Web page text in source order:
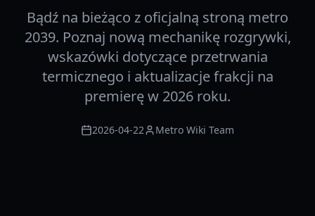
Bądź na bieżąco z oficjalną stroną metro
2039. Poznaj nową mechanikę rozgrywki,
wskazówki dotyczące przetrwania
termicznego i aktualizacje frakcji na
premierę w 2026 roku.
2026-04-22 Metro Wiki Team